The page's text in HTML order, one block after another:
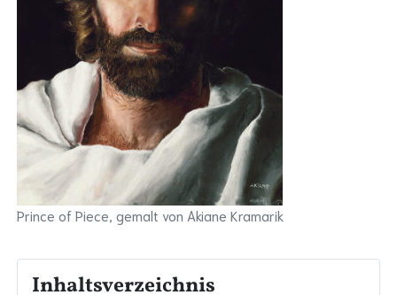
Prince of Piece, gemalt von Akiane Kramarik
Inhaltsverzeichnis